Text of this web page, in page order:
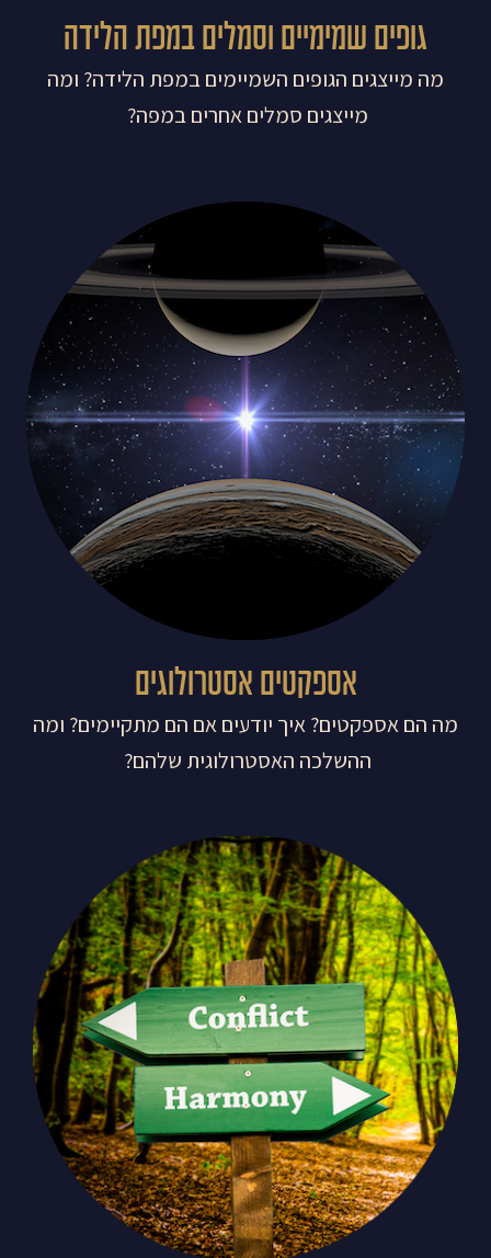
גופים שמימיים וסמלים במפת הלידה
מה מייצגים הגופים השמיימים במפת הלידה? ומה
מייצגים סמלים אחרים במפה?
אספקטים אסטרולוגים
מה הם אספקטים? איך יודעים אם הם מתקיימים? ומה
ההשלכה האסטרולוגית שלהם?